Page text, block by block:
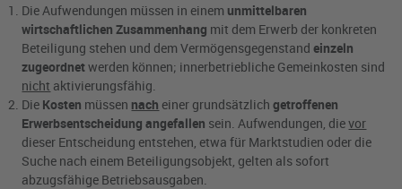
Die Aufwendungen müssen in einem unmittelbaren
wirtschaftlichen Zusammenhang mit dem Erwerb der konkreten
Beteiligung stehen und dem Vermögensgegenstandeinzeln
zugeordnetwerden können; innerbetriebliche Gemeinkosten sind
nicht aktivierungsfähig.
Die Kosten müssen nach einer grundsätzlichgetroffenen
Erwerbsentscheidung angefallen sein. Aufwendungen, dievor
dieser Entscheidung entstehen, etwa für Marktstudien oder die
Suche nach einem Beteiligungsobjekt, gelten als sofort
abzugsfähige Betriebsausgaben.